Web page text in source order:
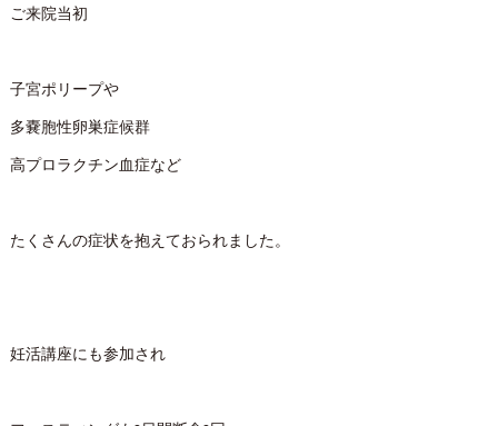
ご来院当初
子宮ポリープや
多嚢胞性卵巣症候群
高プロラクチン血症など
たくさんの症状を抱えておられました。
妊活講座にも参加され